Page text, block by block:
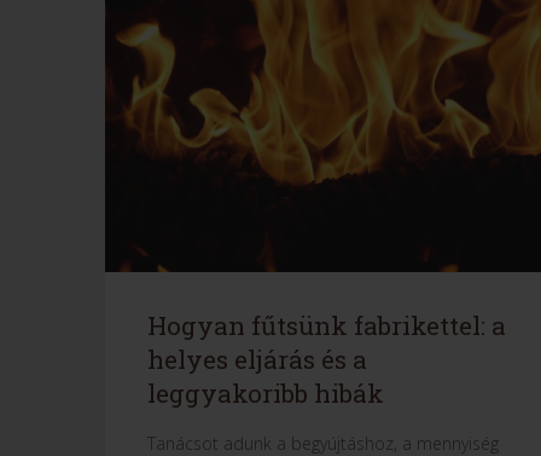
Hogyan fűtsünk fabrikettel: a
helyes eljárás és a
leggyakoribb hibák
Tanácsot adunk a begyújtáshoz, a mennyiség